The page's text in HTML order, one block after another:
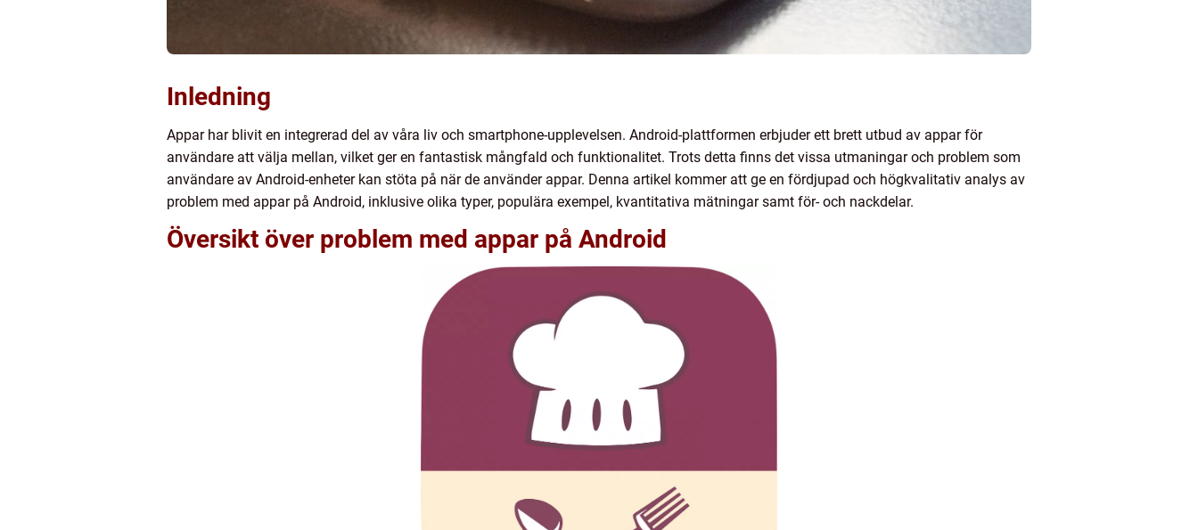
Inledning
Appar har blivit en integrerad del av våra liv och smartphone-upplevelsen. Android-plattformen erbjuder ett brett utbud av appar för
användare att välja mellan, vilket ger en fantastisk mångfald och funktionalitet. Trots detta finns det vissa utmaningar och problem som
användare av Android-enheter kan stöta på när de använder appar. Denna artikel kommer att ge en fördjupad och högkvalitativ analys av
problem med appar på Android, inklusive olika typer, populära exempel, kvantitativa mätningar samt för- och nackdelar.
Översikt över problem med appar på Android